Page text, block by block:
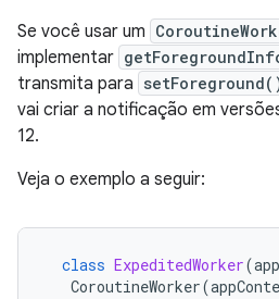
Se você usar um
implementar
transmita para
vai criar a notificação em
12.
Veja o exemplo a seguir:
class ExpeditedWorker(
CoroutineWorker(